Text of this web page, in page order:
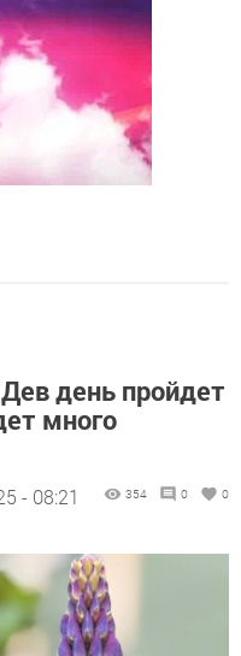
день пройдет
много
- 08:21 354 0 0